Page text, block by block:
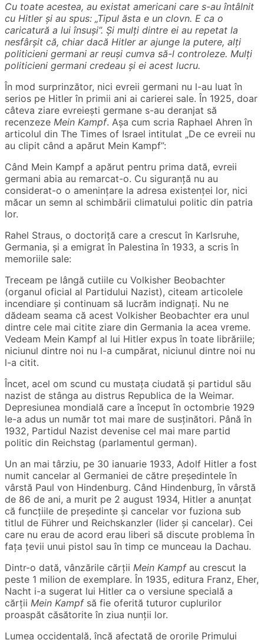
Cu toate acestea, au existat americani care s-au întâlnit
cu Hitler și au spus: „Tipul ăsta e un clovn. E ca o
caricatură a lui însuși”. Și mulți dintre ei au repetat la
nesfârșit că, chiar dacă Hitler ar ajunge la putere, alți
politicieni germani ar reuși cumva să-l controleze. Mulți
politicieni germani credeau și ei acest lucru.
În mod surprinzător, nici evreii germani nu l-au luat în
serios pe Hitler în primii ani ai carierei sale. În 1925, doar
câteva ziare evreiești germane s-au deranjat să
recenzeze Mein Kampf. Așa cum scria Raphael Ahren în
articolul din The Times of Israel intitulat „De ce evreii nu
au clipit când a apărut Mein Kampf”:
Când Mein Kampf a apărut pentru prima dată, evreii
germani abia au remarcat-o. Cu siguranță nu au
considerat-o o amenințare la adresa existenței lor, nici
măcar un semn al schimbării climatului politic din patria
lor.
Rahel Straus, o doctoriță care a crescut în Karlsruhe,
Germania, și a emigrat în Palestina în 1933, a scris în
memoriile sale:
Treceam pe lângă cutiile cu Volkisher Beobachter
(organul oficial al Partidului Nazist), citeam articolele
incendiare și continuam să lucrăm indignați. Nu ne
dădeam seama că acest Volkisher Beobachter era unul
dintre cele mai citite ziare din Germania la acea vreme.
Vedeam Mein Kampf al lui Hitler expus în toate librăriile;
niciunul dintre noi nu l-a cumpărat, niciunul dintre noi nu
l-a citit.
Încet, acel om scund cu mustața ciudată și partidul său
nazist de stânga au distrus Republica de la Weimar.
Depresiunea mondială care a început în octombrie 1929
le-a adus un număr tot mai mare de susținători. Până în
1932, Partidul Nazist devenise cel mai mare partid
politic din Reichstag (parlamentul german).
Un an mai târziu, pe 30 ianuarie 1933, Adolf Hitler a fost
numit cancelar al Germaniei de către președintele în
vârstă Paul von Hindenburg. Când Hindenburg, în vârstă
de 86 de ani, a murit pe 2 august 1934, Hitler a anunțat
că funcțiile de președinte și cancelar vor fuziona sub
titlul de Führer und Reichskanzler (lider și cancelar). Cei
care nu erau de acord erau liberi să discute problema în
fața țevii unui pistol sau în timp ce munceau la Dachau.
Dintr-o dată, vânzările cărții Mein Kampfau crescut la
peste 1 milion de exemplare. În 1935, editura Franz, Eher,
Nacht i-a sugerat lui Hitler ca o versiune specială a
cărții Mein Kampfsă fie oferită tuturor cuplurilor
proaspăt căsătorite în ziua nunții lor.
Lumea occidentală, încă afectată de ororile Primului